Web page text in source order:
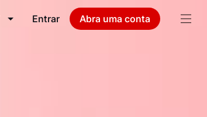
Entrar Abra uma conta